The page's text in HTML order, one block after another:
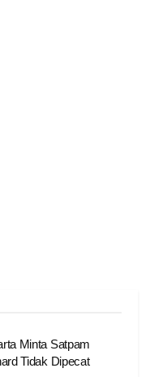
Minta Satpam
Tidak Dipecat